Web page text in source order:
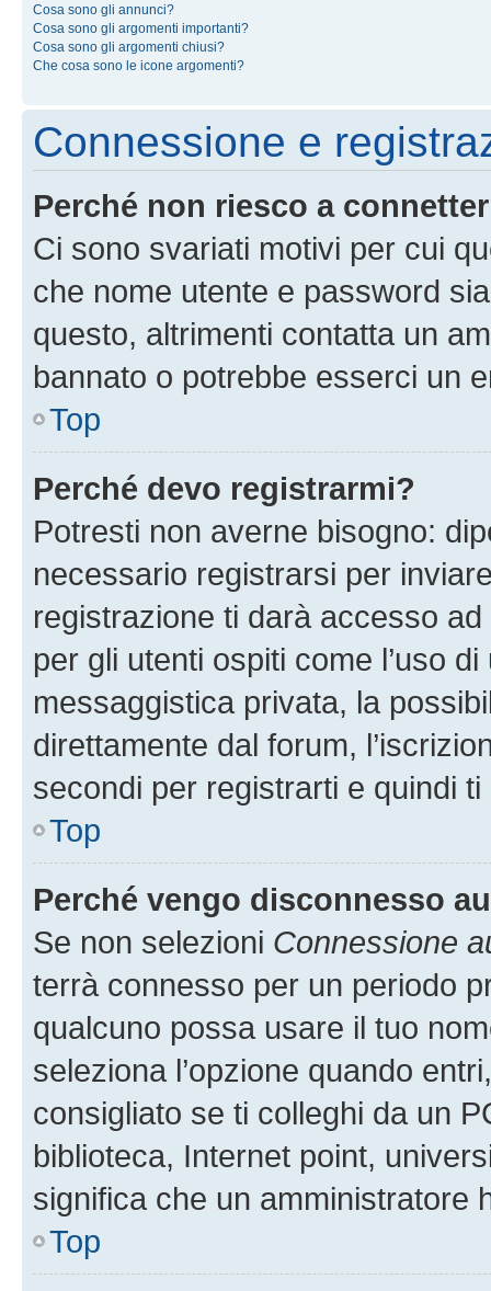
Cosa sono gli annunci?
Cosa sono gli argomenti importanti?
Cosa sono gli argomenti chiusi?
Che cosa sono le icone argomenti?
Connessione e
Perché non riesco a
Ci sono svariati motivi per cui
che nome utente e password
questo, altrimenti contatta un
bannato o potrebbe esserci un
Top
Perché devo registrarmi?
Potresti non averne bisogno:
necessario registrarsi per
registrazione ti darà accesso
per gli utenti ospiti come l’uso
messaggistica privata, la
direttamente dal forum,
secondi per registrarti e quindi
Top
Perché vengo disconnesso
Se non selezioni Connessione
terrà connesso per un periodo
qualcuno possa usare il tuo
seleziona l’opzione quando
consigliato se ti colleghi da un
biblioteca, Internet point,
significa che un amministratore
Top